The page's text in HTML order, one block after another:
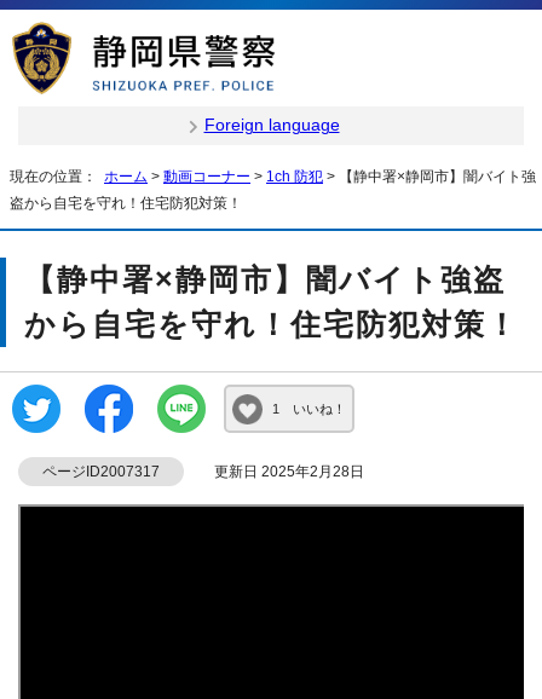
Foreign language
現在の位置： ホーム > 動画コーナー > 1ch 防犯 > 【静中署×静岡市】闇バイト強
盗から自宅を守れ！住宅防犯対策！
【静中署×静岡市】闇バイト強盗
から自宅を守れ！住宅防犯対策！
1 いいね！
ページID2007317 更新日 2025年2月28日